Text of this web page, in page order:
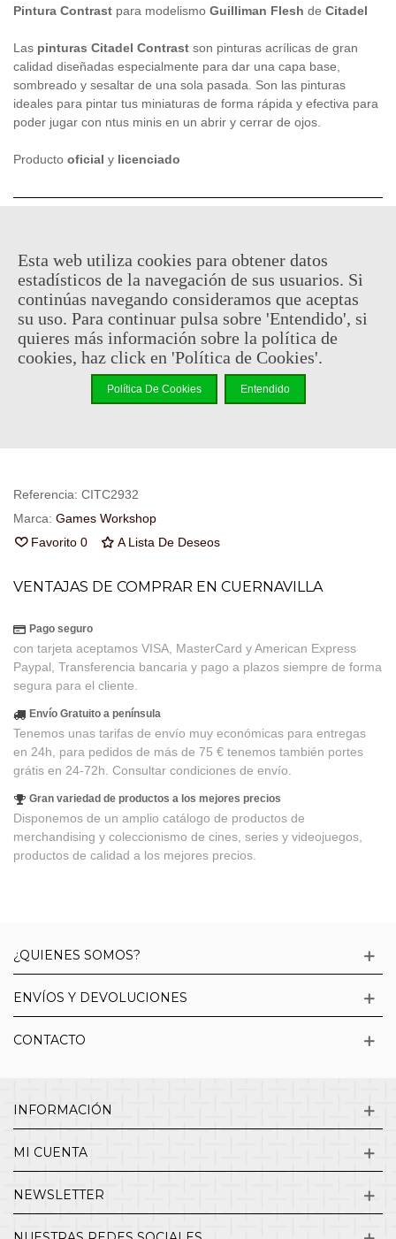
Pintura Contrast para modelismo Guilliman Flesh de Citadel
Las pinturas Citadel Contrast son pinturas acrílicas de gran
calidad diseñadas especialmente para dar una capa base,
sombreado y sesaltar de una sola pasada. Son las pinturas
ideales para pintar tus miniaturas de forma rápida y efectiva para
poder jugar con ntus minis en un abrir y cerrar de ojos.
Producto oficial y licenciado
En stock, envío en 24/48h
-
Añadir Al Carrito
Código QR Compartir
Referencia: CITC2932
Marca: Games Workshop
Favorito 0 A Lista De Deseos
VENTAJAS DE COMPRAR EN CUERNAVILLA
Pago seguro
con tarjeta aceptamos VISA, MasterCard y American Express
Paypal, Transferencia bancaria y pago a plazos siempre de forma
segura para el cliente.
Envío Gratuito a península
Tenemos unas tarifas de envío muy económicas para entregas
en 24h, para pedidos de más de 75 € tenemos también portes
grátis en 24-72h. Consultar condiciones de envío.
Gran variedad de productos a los mejores precios
Disponemos de un amplio catálogo de productos de
merchandising y coleccionismo de cines, series y videojuegos,
productos de calidad a los mejores precios.
¿QUIENES SOMOS?
ENVÍOS Y DEVOLUCIONES
CONTACTO
INFORMACIÓN
MI CUENTA
NEWSLETTER
Esta web utiliza cookies para obtener datos
estadísticos de la navegación de sus usuarios. Si
continúas navegando consideramos que aceptas
su uso. Para continuar pulsa sobre 'Entendido', si
quieres más información sobre la política de
cookies, haz click en 'Política de Cookies'.
Política De Cookies Entendido